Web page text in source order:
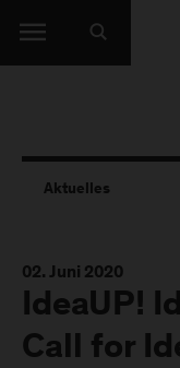
Aktuelles
02. Juni 2020
IdeaUP!
Call for